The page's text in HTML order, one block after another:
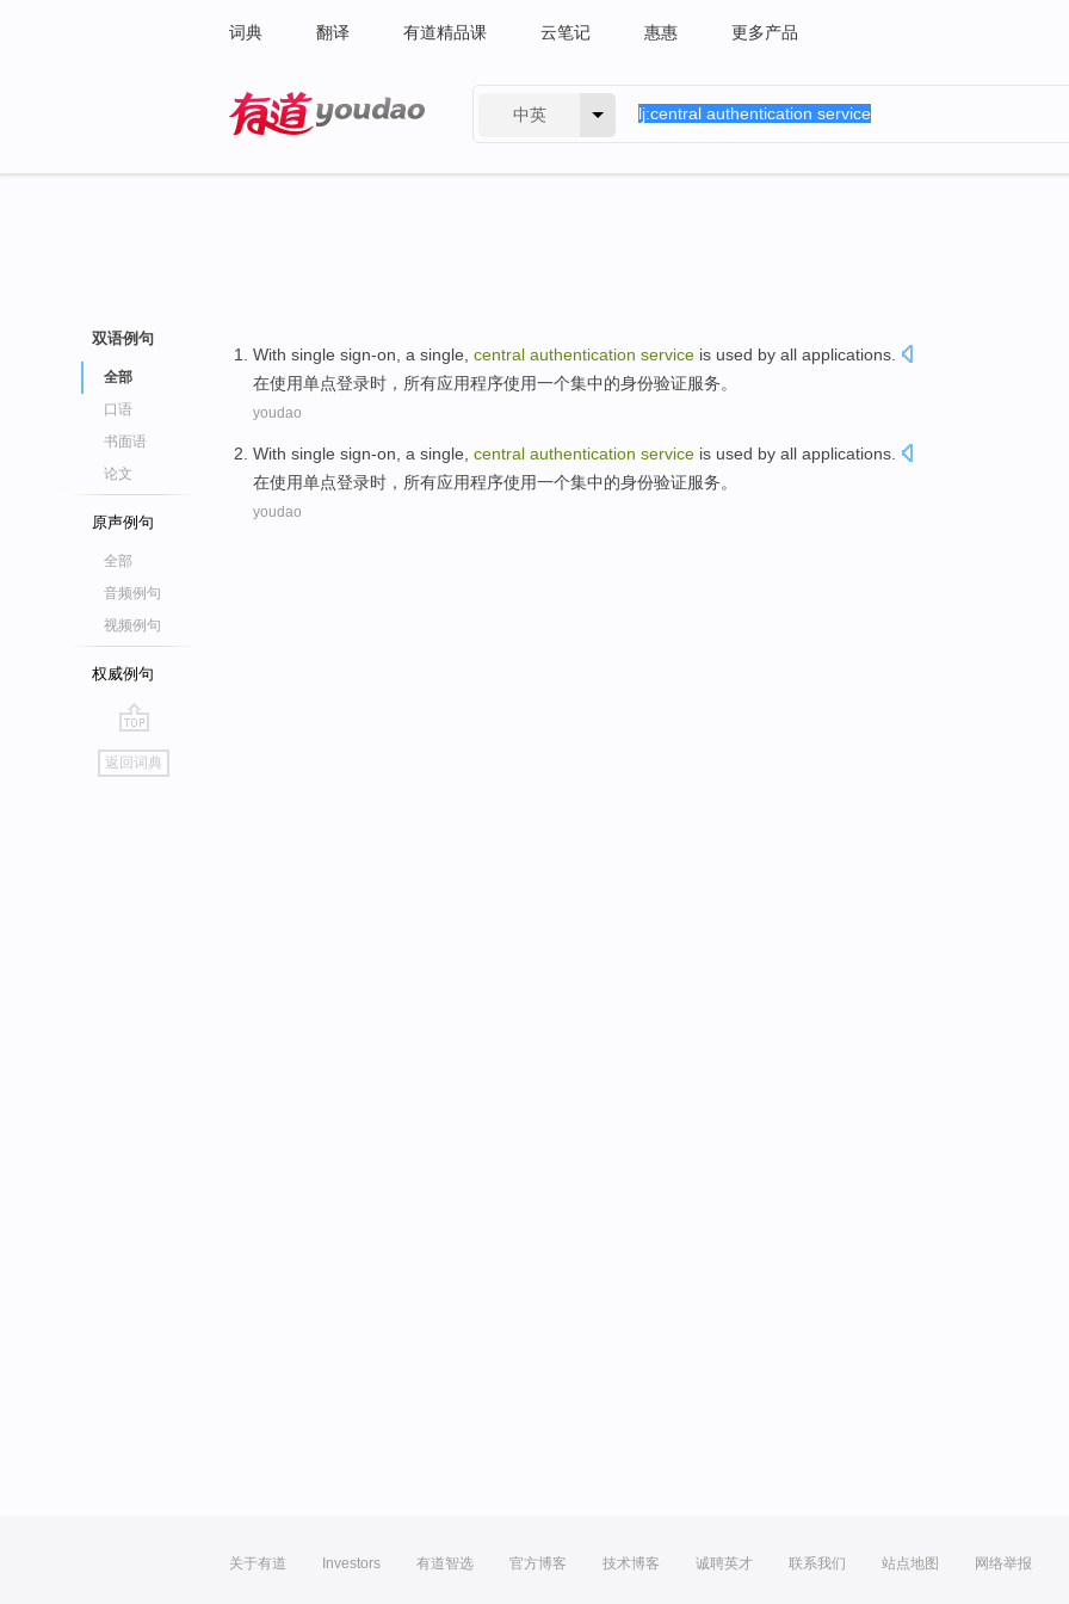
词典 翻译 有道精品课 云笔记 惠惠 更多产品
中英
双语例句
全部
口语
书面语
论文
原声例句
全部
音频例句
视频例句
权威例句
go
top
返回词典
With single sign-on a single, central authentication service is used by all applications
在使用单点登录时 ， 所有应用程序使用一个集中的身份验证服务。
youdao
With single sign-on a single, central authentication service is used by all applications
在使用单点登录时 ， 所有应用程序使用一个集中的身份验证服务。
youdao
关于有道 Investors 有道智选 官方博客 技术博客 诚聘英才 联系我们 站点地图 网络举报